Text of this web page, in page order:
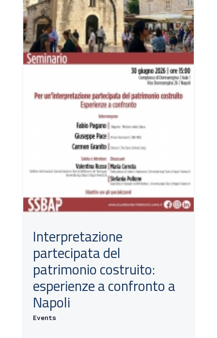
Interpretazione
partecipata del
patrimonio costruito:
esperienze a confronto a
Napoli
Events